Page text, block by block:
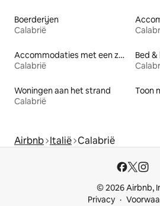
Boerderijen
Calabrië
Accommodaties met een zwembad
Calabrië
Bed
Woningen aan het strand
Calabrië
Toon
Airbnb Italië Calabrië
© 2026 Airbnb,
Privacy